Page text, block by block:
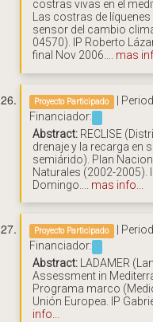
costras vivas en el
Las costras de
sensor del cambio
04570). IP Roberto
final Nov 2006.... mas
Proyecto Participado |
Financiador:
Abstract: RECLISE
drenaje y la recarga en
semiárido). Plan
Naturales (2002-2005).
Domingo.... mas info...
Proyecto Participado |
Financiador:
Abstract: LADAMER
Assessment in
Programa marco
Unión Europea. IP
info...